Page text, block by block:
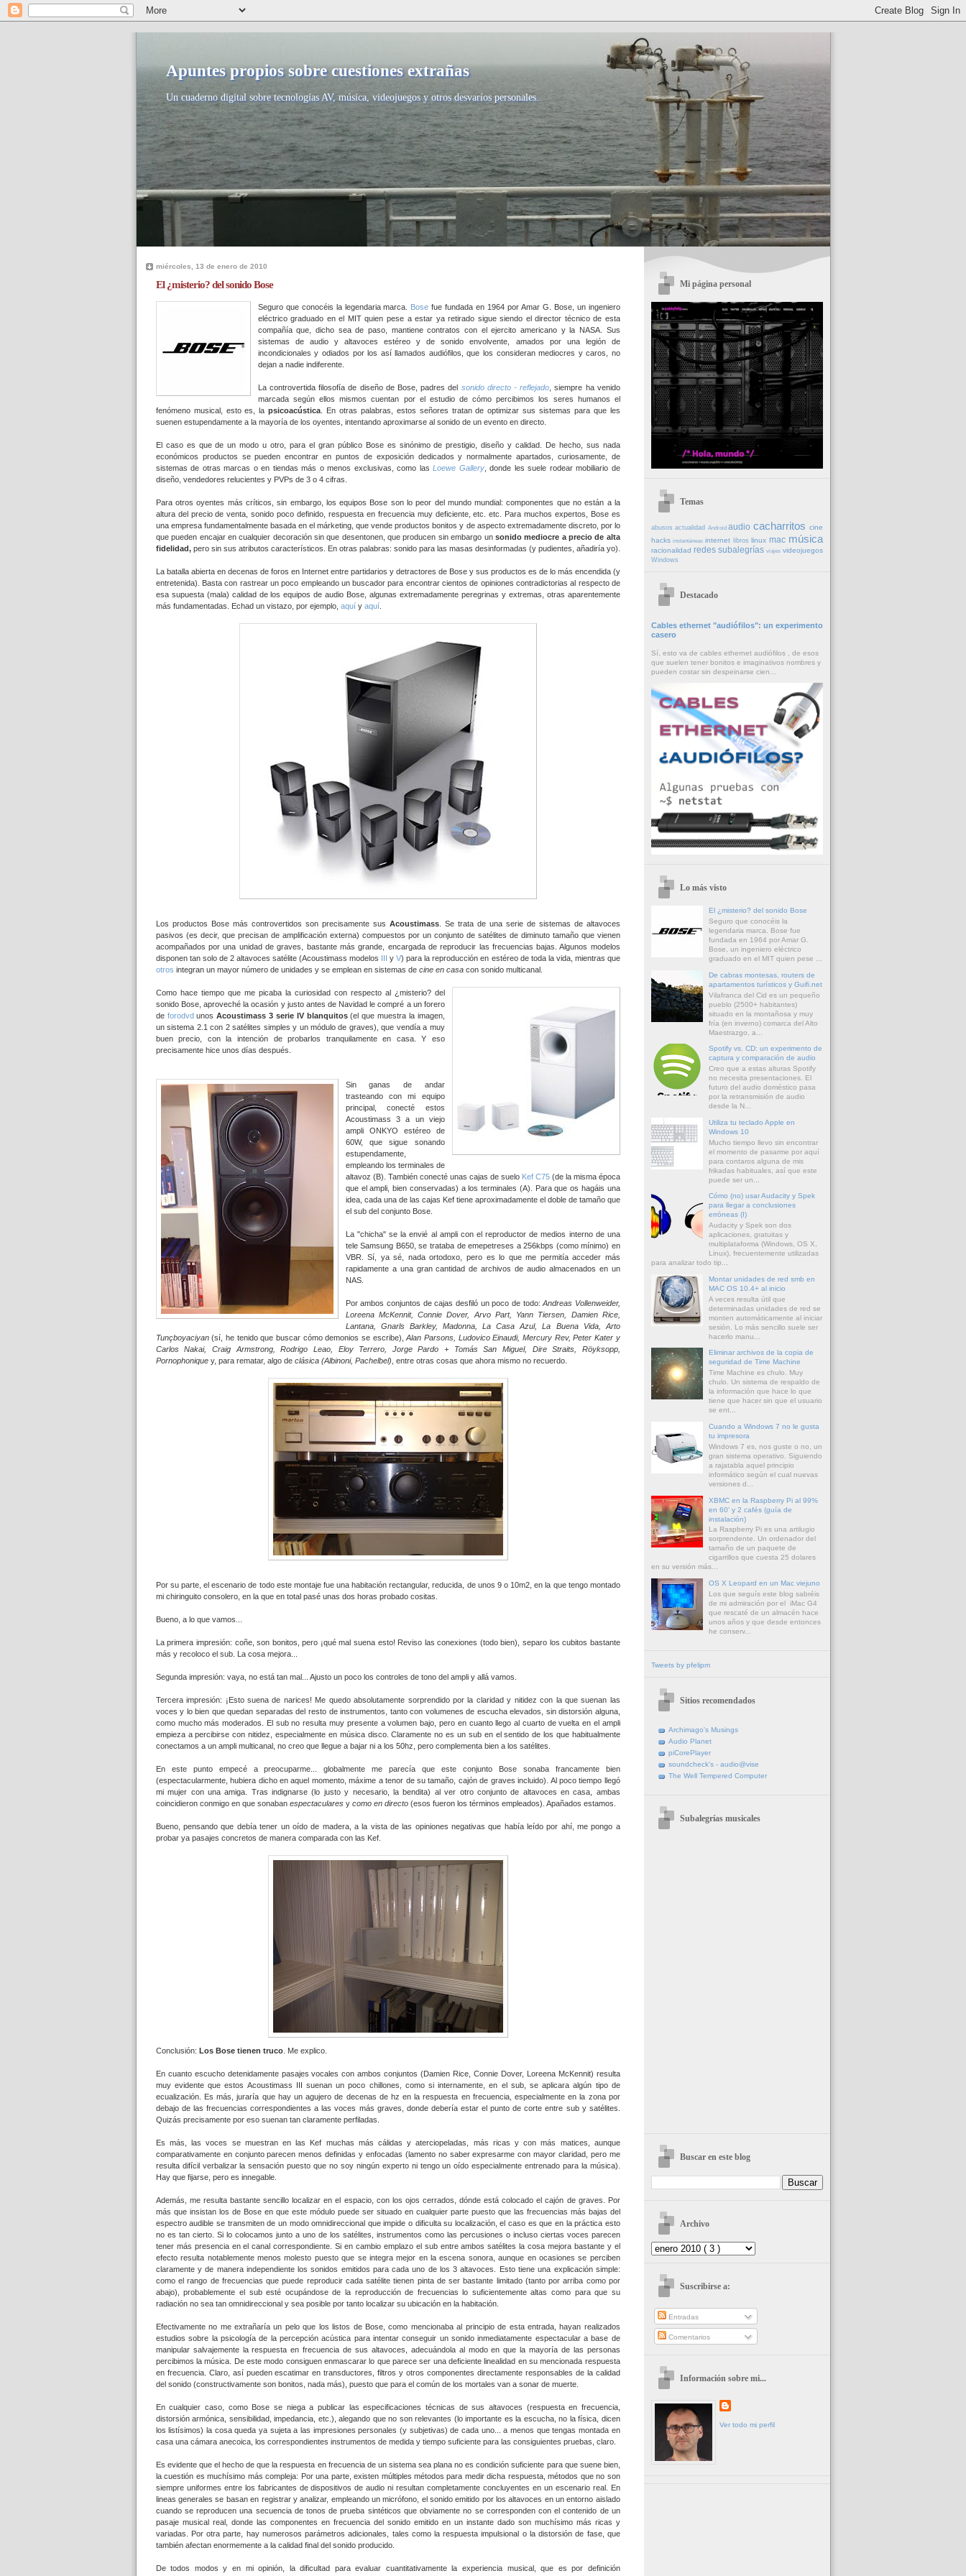
Apuntes propios sobre cuestiones extrañas
Un cuaderno digital sobre tecnologías AV, música, videojuegos y otros desvaríos personales.
miércoles, 13 de enero de 2010
El ¿misterio? del sonido Bose
Seguro que conocéis la legendaria marca. Bose fue fundada en 1964 por Amar G. Bose, un ingeniero
eléctrico graduado en el MIT quien pese a estar ya retirado sigue siendo el director técnico de esta
compañía que, dicho sea de paso, mantiene contratos con el ejercito americano y la NASA. Sus
sistemas de audio y altavoces estéreo y de sonido envolvente, amados por una legión de
incondicionales y odiados por los así llamados audiófilos, que los consideran mediocres y caros, no
dejan a nadie indiferente.
La controvertida filosofía de diseño de Bose, padres del sonido directo - reflejado , siempre ha venido
marcada según ellos mismos cuentan por el estudio de cómo percibimos los seres humanos el
fenómeno musical, esto es, lapsicoacústica . En otras palabras, estos señores tratan de optimizar sus sistemas para que les
suenen estupendamente a la mayoría de los oyentes, intentando aproximarse al sonido de un evento en directo.
El caso es que de un modo u otro, para el gran público Bose es sinónimo de prestigio, diseño y calidad. De hecho, sus nada
económicos productos se pueden encontrar en puntos de exposición dedicados y normalmente apartados, curiosamente, de
sistemas de otras marcas o en tiendas más o menos exclusivas, como lasLoewe Gallery, donde les suele rodear mobiliario de
diseño, vendedores relucientes y PVPs de 3 o 4 cifras.
Para otros oyentes más críticos, sin embargo, los equipos Bose son lo peor del mundo mundial: componentes que no están a la
altura del precio de venta, sonido poco definido, respuesta en frecuencia muy deficiente, etc. etc. Para muchos expertos, Bose es
una empresa fundamentalmente basada en el márketing, que vende productos bonitos y de aspecto extremadamente discreto, por lo
que pueden encajar en cualquier decoración sin que desentonen, que producen sin embargo un sonido mediocre a precio de alta
fidelidad, pero sin sus atributos característicos. En otras palabras: sonido para las masas desinformadas (y pudientes, añadiría yo).
La batalla abierta en decenas de foros en Internet entre partidarios y detractores de Bose y sus productos es de lo más encendida (y
entretenida). Basta con rastrear un poco empleando un buscador para encontrar cientos de opiniones contradictorias al respecto de
esa supuesta (mala) calidad de los equipos de audio Bose, algunas extremadamente peregrinas y extremas, otras aparentemente
más fundamentadas. Echad un vistazo, por ejemplo, aquí y aquí
Los productos Bose más controvertidos son precisamente sus Acoustimass. Se trata de una serie de sistemas de altavoces
pasivos (es decir, que precisan de amplificación externa) compuestos por un conjunto de satélites de diminuto tamaño que vienen
acompañados por una unidad de graves, bastante más grande, encargada de reproducir las frecuencias bajas. Algunos modelos
disponen tan solo de 2 altavoces satélite (Acoustimass modelos
yV) para la reproducción en estéreo de toda la vida, mientras que
otros integran un mayor número de unidades y se emplean en sistemas de cine en casacon sonido multicanal.
Como hace tiempo que me picaba la curiosidad con respecto al ¿misterio? del
sonido Bose, aproveché la ocasión y justo antes de Navidad le compré a un forero
de forodvd unosAcoustimass 3 serie IV blanquitos(el que muestra la imagen,
un sistema 2.1 con 2 satélites simples y un módulo de graves), que vendía a muy
buen precio, con la intención de probarlos tranquilamente en casa. Y eso
precisamente hice unos días después.
Sin ganas de andar
trasteando con mi equipo
principal, conecté estos
Acoustimass 3 a un viejo
ampli ONKYO estéreo de
60W, que sigue sonando
estupendamente,
empleando los terminales de
altavoz (B). También conecté unas cajas de suelo Kef C75(de la misma época
que el ampli, bien conservadas) a los terminales (A). Para que os hagáis una
idea, cada una de las cajas Kef tiene aproximadamente el doble de tamaño que
el sub del conjunto Bose.
La "chicha" se la envié al ampli con el reproductor de medios interno de una
tele Samsung B650, se trataba de emepetreses a 256kbps (como mínimo) en
VBR. Sí, ya sé, nada ortodoxo, pero es lo que me permitía acceder más
rapidamente a una gran cantidad de archivos de audio almacenados en un
NAS.
Por ambos conjuntos de cajas desfiló un poco de todo:Andreas Vollenweider,
Loreena McKennit, Connie Dover, Arvo Part, Yann Tiersen, Damien Rice,
Lantana, Gnarls Barkley, Madonna, La Casa Azul, La Buena Vida, Arto
Tunçboyaciyan(sí, he tenido que buscar cómo demonios se escribe),Alan Parsons, Ludovico Einaudi, Mercury Rev, Peter Kater y
Carlos Nakai, Craig Armstrong, Rodrigo Leao, Eloy Terrero, Jorge Pardo + Tomás San Miguel, Dire Straits, Röyksopp,
Pornophoniquey, para rematar, algo de clásica (Albinoni, Pachelbel) , entre otras cosas que ahora mismo no recuerdo.
Por su parte, el escenario de todo este montaje fue una habitación rectangular, reducida, de unos 9 o 10m2, en la que tengo montado
mi chiringuito consolero, en la que en total pasé unas dos horas probado cositas.
Bueno, a lo que vamos...
La primera impresión: coñe, son bonitos, pero ¡qué mal suena esto! Reviso las conexiones (todo bien), separo los cubitos bastante
más y recoloco el sub. La cosa mejora...
Segunda impresión: vaya, no está tan mal... Ajusto un poco los controles de tono del ampli y allá vamos.
Tercera impresión: ¡Esto suena de narices! Me quedo absolutamente sorprendido por la claridad y nitidez con la que suenan las
voces y lo bien que quedan separadas del resto de instrumentos, tanto con volumenes de escucha elevados, sin distorsión alguna,
como mucho más moderados. El sub no resulta muy presente a volumen bajo, pero en cuanto llego al cuarto de vuelta en el ampli
empieza a percibirse con nitidez, especialmente en música disco. Claramente no es un sub en el sentido de los que habitualmente
conectamos a un ampli multicanal, no creo que llegue a bajar ni a los 50hz, pero complementa bien a los satélites.
En este punto empecé a preocuparme... globalmente me parecía que este conjunto Bose sonaba francamente bien
(espectacularmente, hubiera dicho en aquel momento, máxime a tenor de su tamaño, cajón de graves incluido). Al poco tiempo llegó
mi mujer con una amiga. Tras indignarse (lo justo y necesario, la bendita) al ver otro conjunto de altavoces en casa, ambas
coincidieron conmigo en que sonaban espectaculares y como en directo(esos fueron los términos empleados). Apañados estamos.
Bueno, pensando que debía tener un oído de madera, a la vista de las opiniones negativas que había leído por ahí, me pongo a
probar ya pasajes concretos de manera comparada con las Kef.
Conclusión: Los Bose tienen truco. Me explico.
En cuanto escucho detenidamente pasajes vocales con ambos conjuntos (Damien Rice, Connie Dover, Loreena McKennit) resulta
muy evidente que estos Acoustimass III suenan un poco chillones, como si internamente, en el sub, se aplicara algún tipo de
ecualización. Es más, juraría que hay un agujero de decenas de hz en la respuesta en frecuencia, especialmente en la zona por
debajo de las frecuencias correspondientes a las voces más graves, donde debería estar el punto de corte entre sub y satélites.
Quizás precisamente por eso suenan tan claramente perfiladas.
Es más, las voces se muestran en las Kef muchas más cálidas y aterciopeladas, más ricas y con más matices, aunque
comparativamente en conjunto parecen menos definidas y enfocadas (lamento no saber expresarme con mayor claridad, pero me
resulta difícil verbalizar la sensación puesto que no soy ningún experto ni tengo un oído especialmente entrenado para la música).
Hay que fijarse, pero es innegable.
Además, me resulta bastante sencillo localizar en el espacio, con los ojos cerrados, dónde está colocado el cajón de graves. Por
más que insistan los de Bose en que este módulo puede ser situado en cualquier parte puesto que las frecuencias más bajas del
espectro audible se transmiten de un modo omnidireccional que impide o dificulta su localización, el caso es que en la práctica esto
no es tan cierto. Si lo colocamos junto a uno de los satélites, instrumentos como las percusiones o incluso ciertas voces parecen
tener más presencia en el canal correspondiente. Si en cambio emplazo el sub entre ambos satélites la cosa mejora bastante y el
efecto resulta notablemente menos molesto puesto que se integra mejor en la escena sonora, aunque en ocasiones se perciben
claramente y de manera independiente los sonidos emitidos para cada uno de los 3 altavoces. Esto tiene una explicación simple:
como el rango de frecuencias que puede reproducir cada satélite tienen pinta de ser bastante limitado (tanto por arriba como por
abajo), probablemente el sub esté ocupándose de la reproducción de frecuencias lo suficientemente altas como para que su
radiación no sea tan omnidireccional y sea posible por tanto localizar su ubicación en la habitación.
Efectivamente no me extrañaría un pelo que los listos de Bose, como mencionaba al principio de esta entrada, hayan realizados
estudios sobre la psicología de la percepción acústica para intentar conseguir un sonido inmediatamente espectacular a base de
manipular salvajemente la respuesta en frecuencia de sus altavoces, adecuándola al modo en que la mayoría de las personas
percibimos la música. De este modo consiguen enmascarar lo que parece ser una deficiente linealidad en su mencionada respuesta
en frecuencia. Claro, así pueden escatimar en transductores, filtros y otros componentes directamente responsables de la calidad
del sonido (constructivamente son bonitos, nada más), puesto que para el común de los mortales van a sonar de muerte.
En cualquier caso, como Bose se niega a publicar las especificaciones técnicas de sus altavoces (respuesta en frecuencia,
distorsión armónica, sensibilidad, impedancia, etc.), alegando que no son relevantes (lo importante es la escucha, no la física, dicen
los listísimos) la cosa queda ya sujeta a las impresiones personales (y subjetivas) de cada uno... a menos que tengas montada en
casa una cámara anecoica, los correspondientes instrumentos de medida y tiempo suficiente para las consiguientes pruebas, claro.
Es evidente que el hecho de que la respuesta en frecuencia de un sistema sea plana no es condición suficiente para que suene bien,
la cuestión es muchísimo más compleja: Por una parte, existen múltiples métodos para medir dicha respuesta, métodos que no son
siempre uniformes entre los fabricantes de dispositivos de audio ni resultan completamente concluyentes en un escenario real. En
lineas generales se basan en registrar y analizar, empleando un micrófono, el sonido emitido por los altavoces en un entorno aislado
cuando se reproducen una secuencia de tonos de prueba sintéticos que obviamente no se corresponden con el contenido de un
pasaje musical real, donde las componentes en frecuencia del sonido emitido en un instante dado son muchísimo más ricas y
variadas. Por otra parte, hay numerosos parámetros adicionales, tales como la respuesta impulsional o la distorsión de fase, que
también afectan enormemente a la calidad final del sonido producido.
De todos modos y en mi opinión, la dificultad para evaluar cuantitativamente la experiencia musical, que es por definición
Mi página personal
Temas
abusosactualidad Androidaudio cacharritos cine
hacksinstantáneas internet libros linux mac música
racionalidad redes subalegríasviajes videojuegos
Windows
Destacado
Cables ethernet "audiófilos": un experimento
casero
Sí, esto va de cables ethernet audiófilos , de esos
que suelen tener bonitos e imaginativos nombres y
pueden costar sin despeinarse cien...
Lo más visto
El ¿misterio? del sonido Bose
Seguro que conocéis la
legendaria marca. Bose fue
fundada en 1964 por Amar G.
Bose, un ingeniero eléctrico
graduado en el MIT quien pese ...
De cabras montesas, routers de
apartamentos turísticos y Guifi.net
Vilafranca del Cid es un pequeño
pueblo (2500+ habitantes)
situado en la montañosa y muy
fría (en inverno) comarca del Alto
Maestrazgo, a...
Spotify vs. CD: un experimento de
captura y comparación de audio
Creo que a estas alturas Spotify
no necesita presentaciones. El
futuro del audio doméstico pasa
por la retransmisión de audio
desde la N...
Utiliza tu teclado Apple en
Windows 10
Mucho tiempo llevo sin encontrar
el momento de pasarme por aquí
para contaros alguna de mis
frikadas habituales, así que este
puede ser un...
Cómo (no) usar Audacity y Spek
para llegar a conclusiones
erróneas (I)
Audacity y Spek son dos
aplicaciones, gratuitas y
multiplataforma (Windows, OS X,
Linux), frecuentemente utilizadas
para analizar todo tip...
Montar unidades de red smb en
MAC OS 10.4+ al inicio
A veces resulta útil que
determinadas unidades de red se
monten automáticamente al iniciar
sesión. Lo más sencillo suele ser
hacerlo manu...
Eliminar archivos de la copia de
seguridad de Time Machine
Time Machine es chulo. Muy
chulo. Un sistema de respaldo de
la información que hace lo que
tiene que hacer sin que el usuario
se ent...
Cuando a Windows 7 no le gusta
tu impresora
Windows 7 es, nos guste o no, un
gran sistema operativo. Siguiendo
a rajatabla aquel principio
informático según el cual nuevas
versiones d...
XBMC en la Raspberry Pi al 99%
en 60' y 2 cafés (guía de
instalación)
La Raspberry Pi es una artilugio
sorprendente. Un ordenador del
tamaño de un paquete de
cigarrillos que cuesta 25 dolares
en su versión más...
OS X Leopard en un Mac viejuno
Los que seguís este blog sabréis
de mi admiración por el iMac G4
que rescaté de un almacén hace
unos años y que desde entonces
he conserv...
Tweets by pfelipm
Sitios recomendados
Archimago's Musings
Audio Planet
piCorePlayer
soundcheck's - audio@vise
The Well Tempered Computer
Subalegrías musicales
Buscar en este blog
Archivo
Suscribirse a:
Entradas
Comentarios
Información sobre mi...
Ver todo mi perfil